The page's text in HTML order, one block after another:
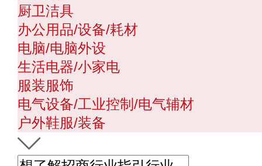
厨卫洁具
办公用品/设备/耗材
电脑/电脑外设
生活电器/小家电
服装服饰
电气设备/工业控制/电气辅材
户外鞋服/装备